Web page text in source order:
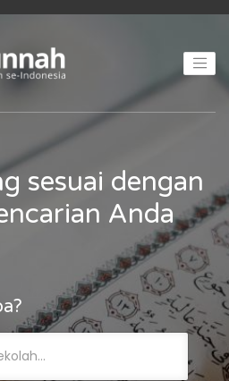
sesuai dengan
Anda